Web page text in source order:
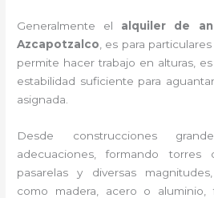
Generalmente el alquiler de
Azcapotzalco , es para
permite hacer trabajo en alturas,
estabilidad suficiente para
asignada.
Desde construcciones
adecuaciones, formando
pasarelas y diversas
como madera, acero o aluminio,